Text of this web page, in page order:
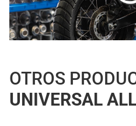
OTROS
UNIVERSAL